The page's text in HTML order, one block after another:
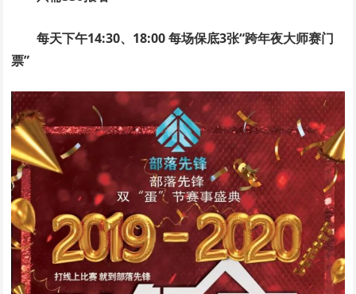
每天下午14:30、18:00 每场保底3张“跨年夜大师赛门
票”